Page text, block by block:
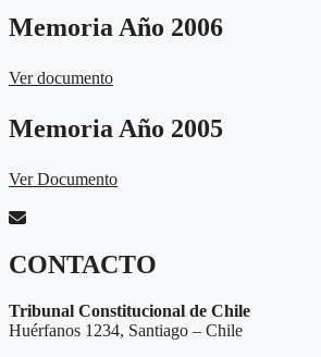
Memoria Año 2006
Ver documento
Memoria Año 2005
Ver Documento
CONTACTO
Tribunal Constitucional de Chile
Huérfanos 1234, Santiago – Chile